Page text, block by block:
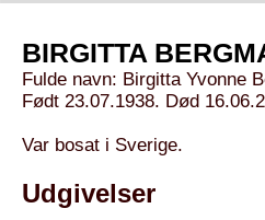
BIRGITTA
Fulde navn: Birgitta Yvonne
Født 23.07.1938. Død
Var bosat i Sverige.
Udgivelser